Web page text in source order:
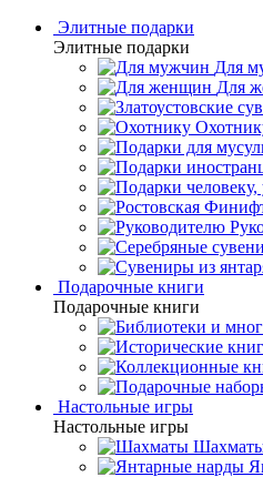
Элитные подарки
Элитные подарки
Для
Для
Подарочные книги
Подарочные книги
Настольные игры
Настольные игры